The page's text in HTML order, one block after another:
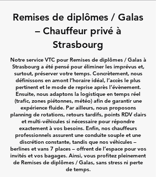
Remises de diplômes / Galas
– Chauffeur privé à
Strasbourg
Notre service VTC pour Remises de diplômes / Galas à
Strasbourg a été pensé pour éliminer les imprévus et,
surtout, préserver votre temps. Concrètement, nous
définissons en amont l’horaire idéal, l’accès le plus
pertinent et le mode de reprise après l’évènement.
Ensuite, nous adaptons la logistique en temps réel
(trafic, zones piétonnes, météo) afin de garantir une
expérience fluide. Par ailleurs, nous proposons
planning de rotations, retours tardifs, points RDV clairs
et multi‑véhicules si nécessaire pour répondre
exactement à vos besoins. Enfin, nos chauffeurs
professionnels assurent une conduite souple et une
discrétion constante, tandis que nos véhicules –
berlines et vans 7 places – offrent de l’espace pour vos
invités et vos bagages. Ainsi, vous profitez pleinement
de Remises de diplômes / Galas, sans stress ni perte
de temps.